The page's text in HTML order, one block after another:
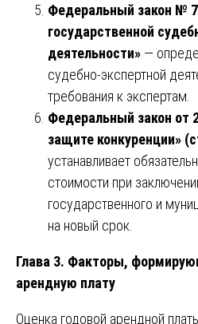
Федеральный закон №
государственной
деятельности» —
судебно-экспертной
требования к экспертам.
Федеральный закон от
защите конкуренции»
устанавливает
стоимости при
государственного и
на новый срок.
Глава 3. Факторы,
арендную плату
Оценка годовой арендной